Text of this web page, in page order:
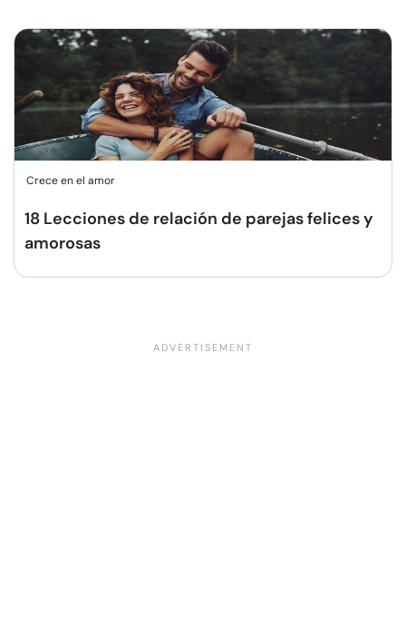
Crece en el amor
18 Lecciones de relación de parejas felices y
amorosas